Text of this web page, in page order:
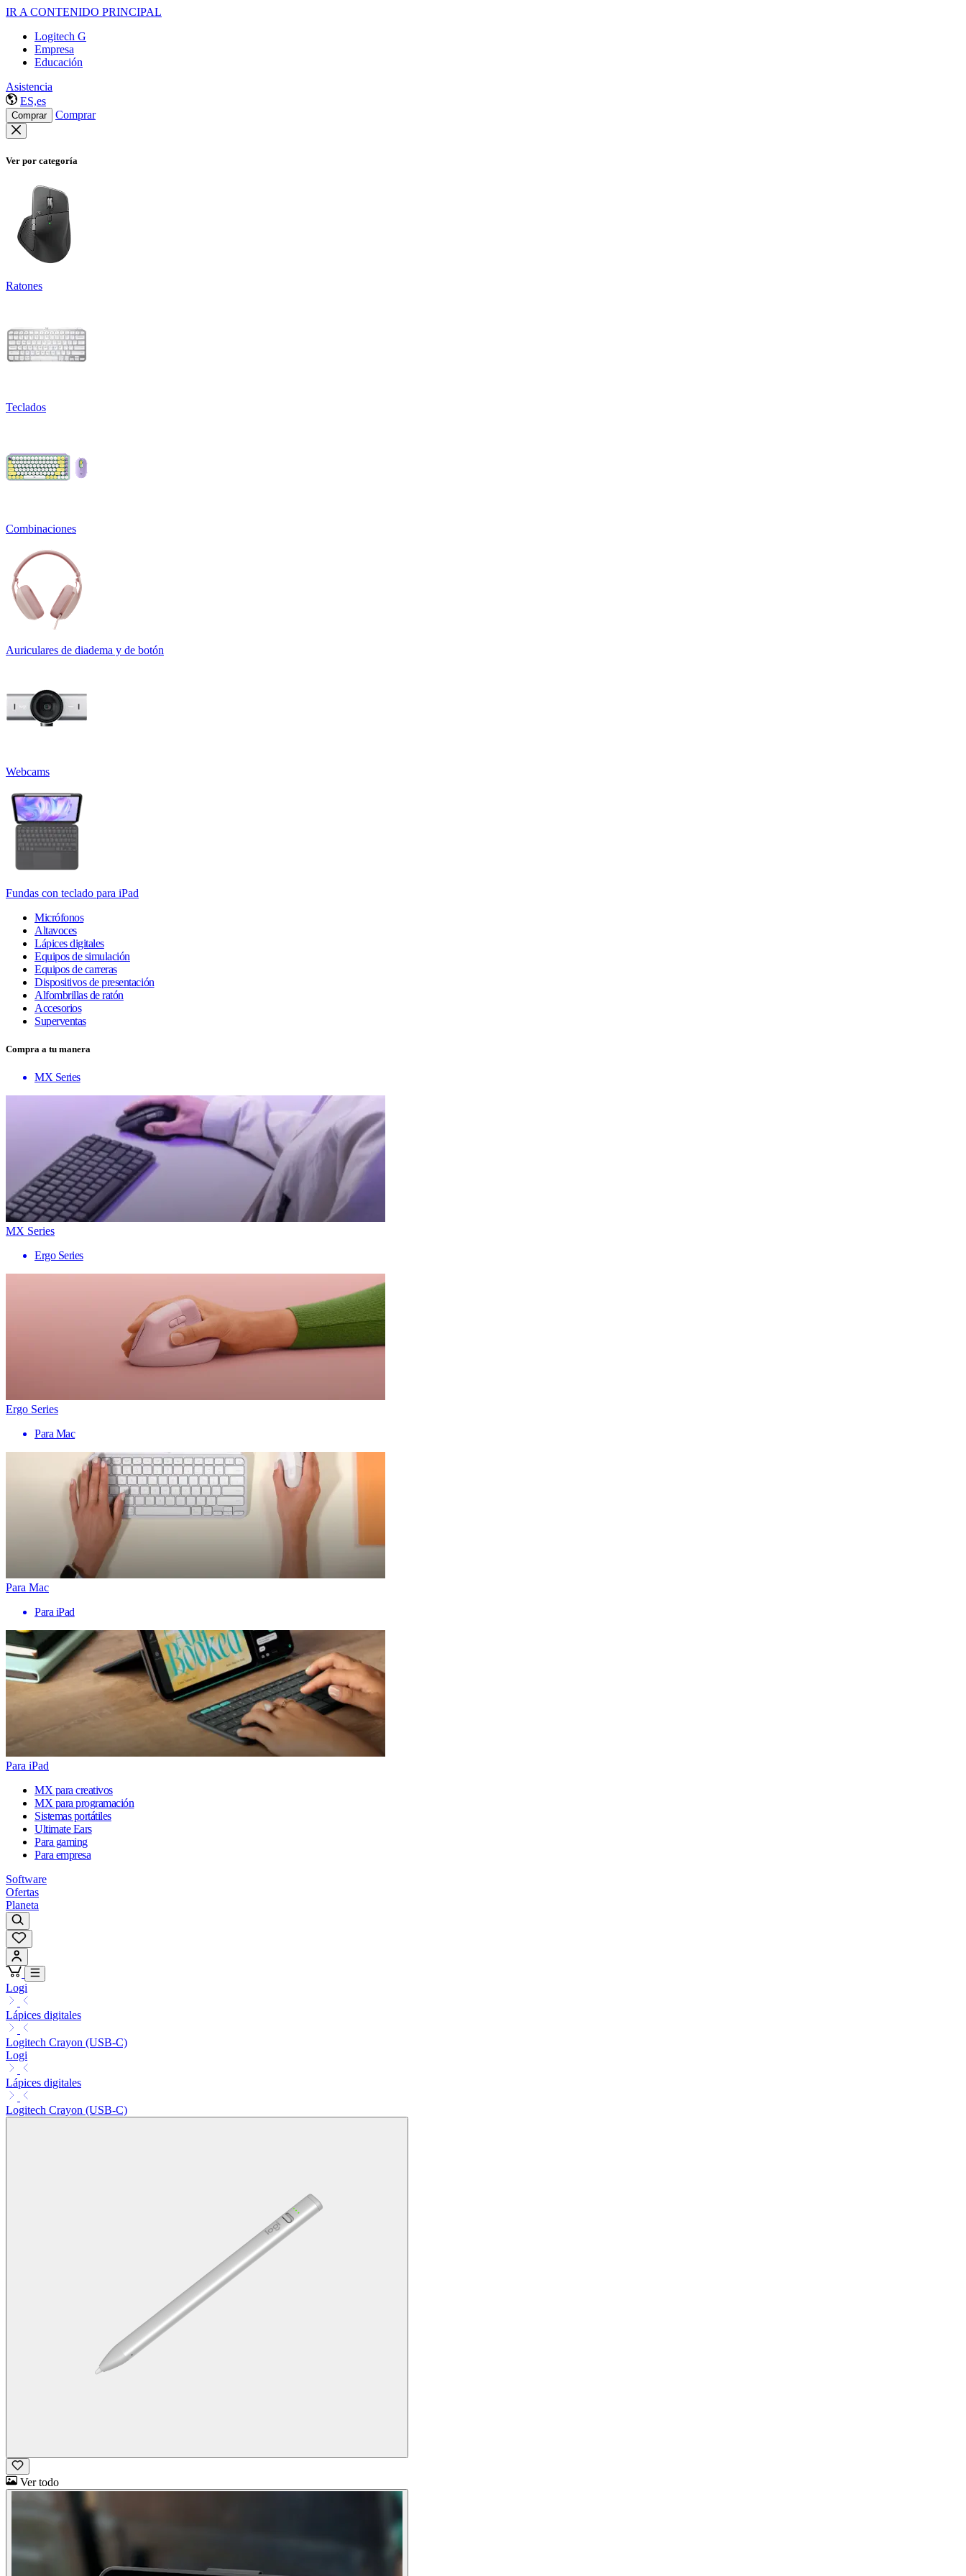
IR A CONTENIDO PRINCIPAL
Logitech G
Empresa
Educación
Asistencia
ES,es
Comprar Comprar
Ver por categoría
Ratones
Teclados
Combinaciones
Auriculares de diadema y de botón
Webcams
Fundas con teclado para iPad
Micrófonos
Altavoces
Lápices digitales
Equipos de simulación
Equipos de carreras
Dispositivos de presentación
Alfombrillas de ratón
Accesorios
Superventas
Compra a tu manera
MX Series
MX Series
Ergo Series
Ergo Series
Para Mac
Para Mac
Para iPad
Para iPad
MX para creativos
MX para programación
Sistemas portátiles
Ultimate Ears
Para gaming
Para empresa
Software
Ofertas
Planeta
Logi
Lápices digitales
Logitech Crayon (USB-C)
Logi
Lápices digitales
Logitech Crayon (USB-C)
Ver todo